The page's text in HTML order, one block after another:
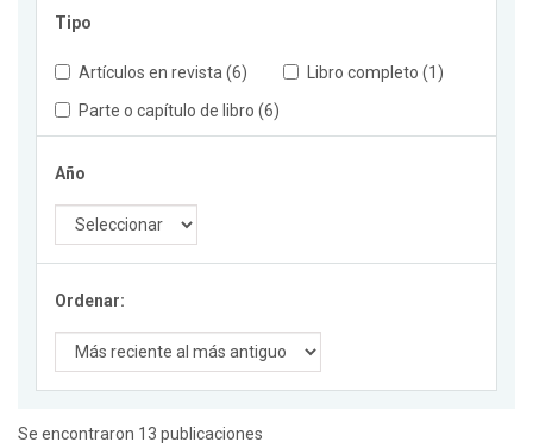
Tipo
Artículos en revista (6)
Libro completo (1)
Parte o capítulo de libro (6)
Año
Ordenar:
Se encontraron 13 publicaciones